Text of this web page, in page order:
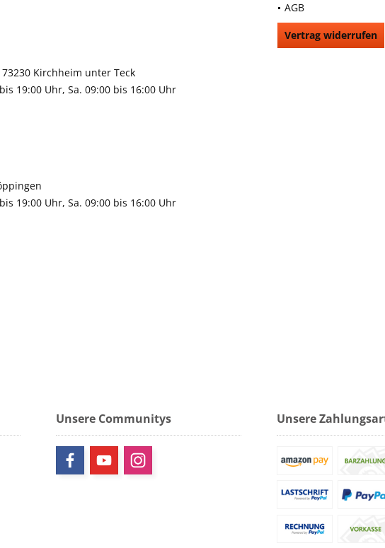
- 7266991
66, 73230 Kirchheim unter Teck
19:00 Uhr, Sa. 09:00 bis 16:00 Uhr
5079483
Göppingen
19:00 Uhr, Sa. 09:00 bis 16:00 Uhr
AGB
Vertrag widerrufen
Unsere Communitys Unsere